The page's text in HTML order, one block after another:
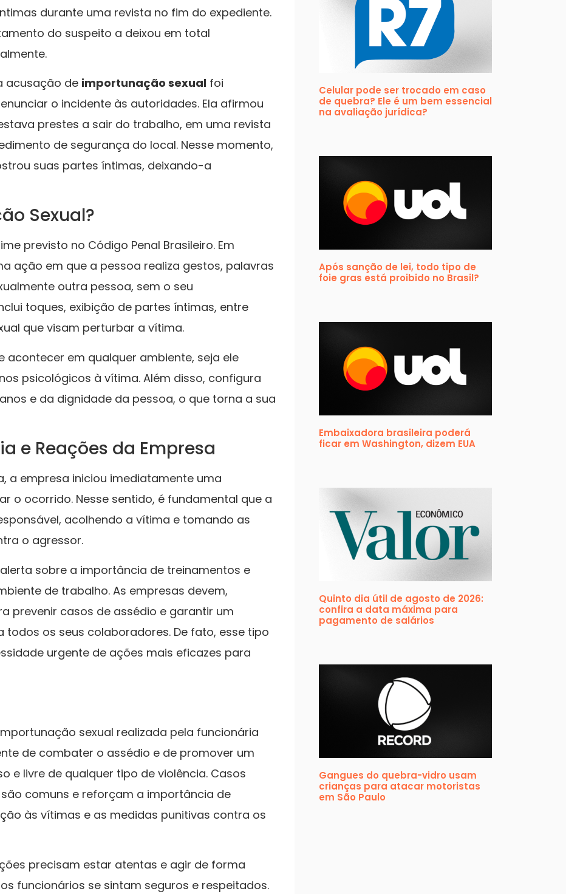
durante uma revista no fim do expediente.
do suspeito a deixou em total
acusação de importunação sexual foi
o incidente às autoridades. Ela afirmou
prestes a sair do trabalho, em uma revista
de segurança do local. Nesse momento,
suas partes íntimas, deixando-a
Sexual?
previsto no Código Penal Brasileiro. Em
ação em que a pessoa realiza gestos, palavras
outra pessoa, sem o seu
toques, exibição de partes íntimas, entre
que visam perturbar a vítima.
acontecer em qualquer ambiente, seja ele
psicológicos à vítima. Além disso, configura
e da dignidade da pessoa, o que torna a sua
e Reações da Empresa
a empresa iniciou imediatamente uma
o ocorrido. Nesse sentido, é fundamental que a
acolhendo a vítima e tomando as
o agressor.
sobre a importância de treinamentos e
de trabalho. As empresas devem,
prevenir casos de assédio e garantir um
os seus colaboradores. De fato, esse tipo
urgente de ações mais eficazes para
sexual realizada pela funcionária
de combater o assédio e de promover um
e livre de qualquer tipo de violência. Casos
comuns e reforçam a importância de
às vítimas e as medidas punitivas contra os
precisam estar atentas e agir de forma
funcionários se sintam seguros e respeitados.
Celular pode ser trocado em caso
de quebra? Ele é um bem essencial
na avaliação jurídica?
Após sanção de lei, todo tipo de
foie gras está proibido no Brasil?
Embaixadora brasileira poderá
ficar em Washington, dizem EUA
Quinto dia útil de agosto de 2026:
confira a data máxima para
pagamento de salários
Gangues do quebra-vidro usam
crianças para atacar motoristas
em São Paulo